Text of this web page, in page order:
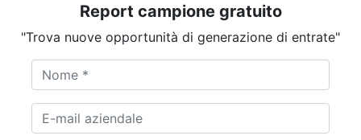
Report campione gratuito
"Trova nuove opportunità di generazione di entrate"